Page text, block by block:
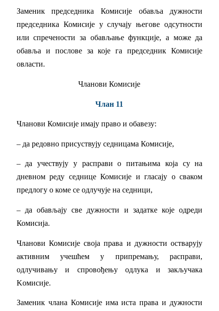
Заменик председника Комисије обавља дужности
председника Комисије у случају његове одсутности
или спречености за обављање функције, а може да
обавља и послове за које га председник Комисије
овласти.
Чланови Комисије
Члан 11
Чланови Комисије имају право и обавезу:
– да редовно присуствују седницама Комисије,
– да учествују у расправи о питањима која су на
дневном реду седнице Комисије и гласају о сваком
предлогу о коме се одлучује на седници,
– да обављају све дужнoсти и задатке које одреди
Комисија.
Чланови Комисије своја права и дужности остварују
активним учешћем у припремању, расправи,
одлучивању и спровођењу одлука и закључака
Kомисије.
Заменик члана Комисије има иста права и дужности